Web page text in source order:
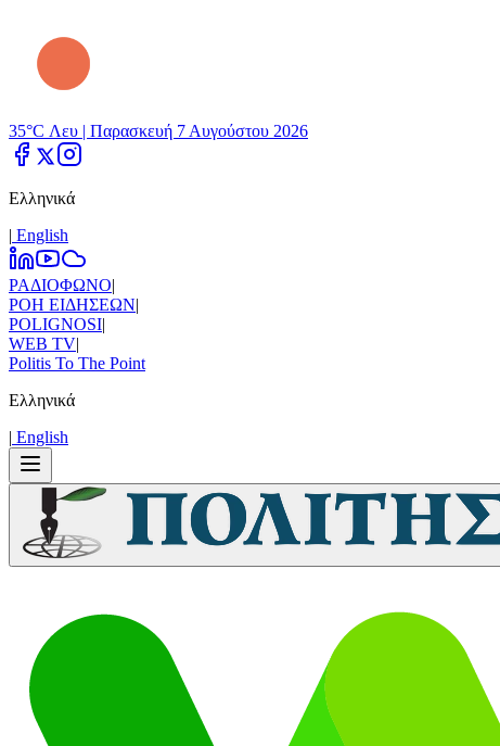
35°C Λευ | Παρασκευή 7 Αυγούστου 2026
Ελληνικά
| Εnglish
ΡΑΔΙΟΦΩΝΟ|
ΡΟΗ ΕΙΔΗΣΕΩΝ|
POLIGNOSI|
WEB TV|
Politis To The Point
Ελληνικά
| Εnglish